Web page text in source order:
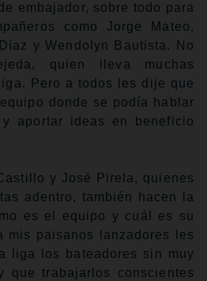
embajador, sobre todo para
como Jorge Mateo,
y Wendolyn Bautista. No
quien lleva muchas
Pero a todos les dije que
donde se podía hablar
aportar ideas en beneficio
y José Pirela, quienes
adentro, también hacen la
es el equipo y cuál es su
mis paisanos lanzadores les
liga los bateadores sin muy
que trabajarlos conscientes